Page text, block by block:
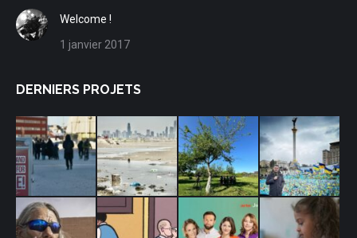
Welcome !
1 janvier 2017
DERNIERS PROJETS